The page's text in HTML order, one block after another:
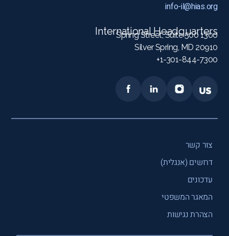
info-il@hias.org
International Headquarters
1300 Spring Street, Suite 500
Silver Spring, MD 20910
1-301-844-7300+
צור קשר
דרושים (אנגלית)
עדכונים
המאגר המשפטי
הצהרת נגישות